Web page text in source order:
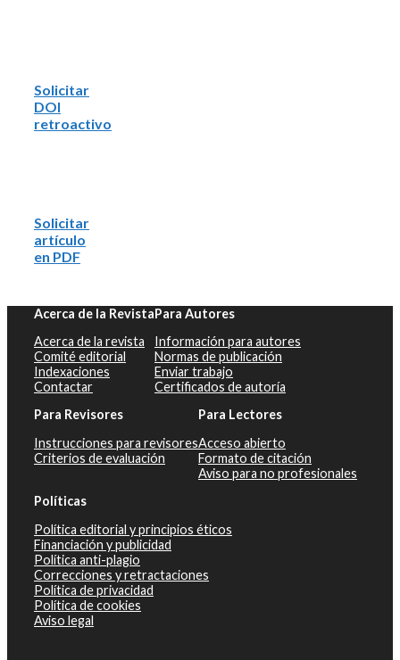
Solicitar
DOI
retroactivo
Solicitar
artículo
en PDF
Acerca de la Revista
Acerca de la revista
Comité editorial
Indexaciones
Contactar
Para Autores
Información para autores
Normas de publicación
Enviar trabajo
Certificados de autoría
Para Revisores
Instrucciones para revisores
Criterios de evaluación
Para Lectores
Acceso abierto
Formato de citación
Aviso para no profesionales
Políticas
Política editorial y principios éticos
Financiación y publicidad
Política anti-plagio
Correcciones y retractaciones
Política de privacidad
Política de cookies
Aviso legal